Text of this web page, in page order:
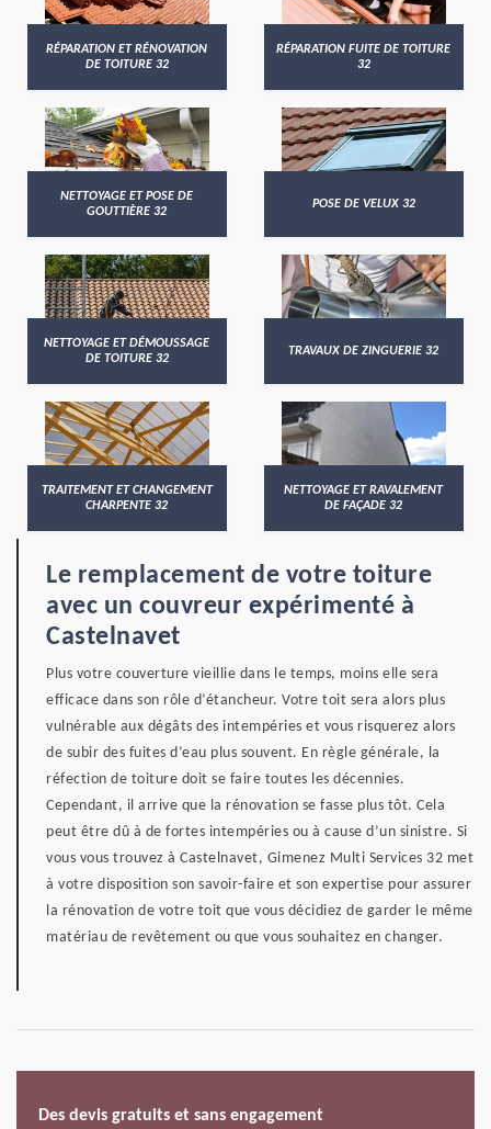
RÉPARATION ET RÉNOVATION
DE TOITURE 32
RÉPARATION FUITE DE TOITURE
32
NETTOYAGE ET POSE DE
GOUTTIÈRE 32
POSE DE VELUX 32
NETTOYAGE ET DÉMOUSSAGE
DE TOITURE 32
TRAVAUX DE ZINGUERIE 32
TRAITEMENT ET CHANGEMENT
CHARPENTE 32
NETTOYAGE ET RAVALEMENT
DE FAÇADE 32
Le remplacement de votre toiture
avec un couvreur expérimenté à
Castelnavet
Plus votre couverture vieillie dans le temps, moins elle sera
efficace dans son rôle d’étancheur. Votre toit sera alors plus
vulnérable aux dégâts des intempéries et vous risquerez alors
de subir des fuites d’eau plus souvent. En règle générale, la
réfection de toiture doit se faire toutes les décennies.
Cependant, il arrive que la rénovation se fasse plus tôt. Cela
peut être dû à de fortes intempéries ou à cause d’un sinistre. Si
vous vous trouvez à Castelnavet, Gimenez Multi Services 32 met
à votre disposition son savoir-faire et son expertise pour assurer
la rénovation de votre toit que vous décidiez de garder le même
matériau de revêtement ou que vous souhaitez en changer.
Des devis gratuits et sans engagement